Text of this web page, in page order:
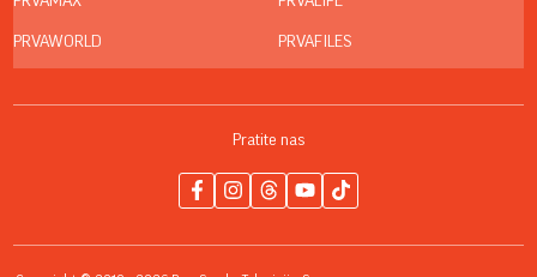
PRVAWORLD PRVAFILES
Pratite nas